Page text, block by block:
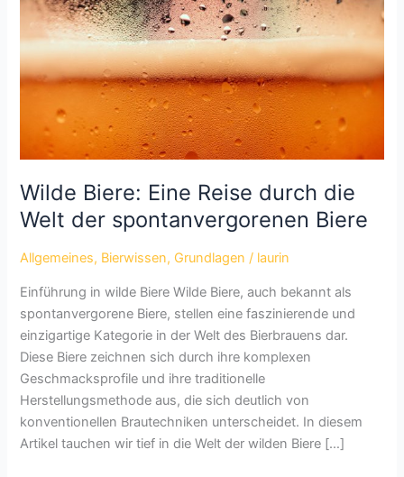
Wilde Biere: Eine Reise durch die
Welt der spontanvergorenen Biere
Allgemeines, Bierwissen, Grundlagen / laurin
Einführung in wilde Biere Wilde Biere, auch bekannt als
spontanvergorene Biere, stellen eine faszinierende und
einzigartige Kategorie in der Welt des Bierbrauens dar.
Diese Biere zeichnen sich durch ihre komplexen
Geschmacksprofile und ihre traditionelle
Herstellungsmethode aus, die sich deutlich von
konventionellen Brautechniken unterscheidet. In diesem
Artikel tauchen wir tief in die Welt der wilden Biere […]